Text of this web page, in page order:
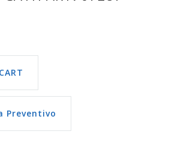
Preventivo